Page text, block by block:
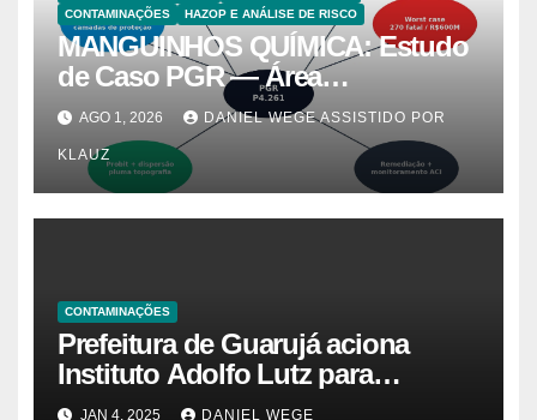
CONTAMINAÇÕES
HAZOP E ANÁLISE DE RISCO
MANGUINHOS QUÍMICA: Estudo
de Caso PGR — Área
Contaminada Prioridade A em
Campinas (CETESB P4.261)
AGO 1, 2026 DANIEL WEGE ASSISTIDO POR
KLAUZ
CONTAMINAÇÕES
Prefeitura de Guarujá aciona
Instituto Adolfo Lutz para
identificar causas da virose em
JAN 4, 2025 DANIEL WEGE